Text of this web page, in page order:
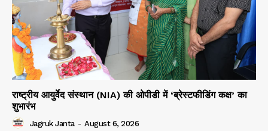
राष्ट्रीय आयुर्वेद संस्थान (NIA) की ओपीडी में ‘ब्रेस्टफीडिंग कक्ष’ का
शुभारंभ
Jagruk Janta - August 6, 2026